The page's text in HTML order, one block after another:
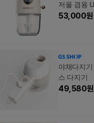
저울 겸용
소형믹서기
53,000원
야채다지
스 다지기
49,580원